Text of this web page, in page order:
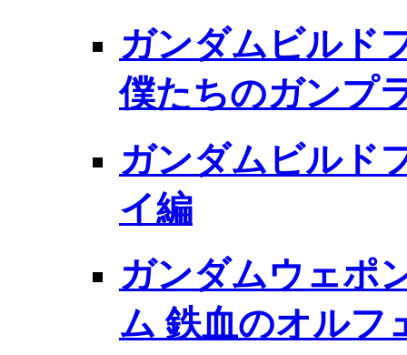
ガンダムビルド
僕たちのガンプ
ガンダムビルド
イ編
ガンダムウェポ
ム 鉄血のオルフ